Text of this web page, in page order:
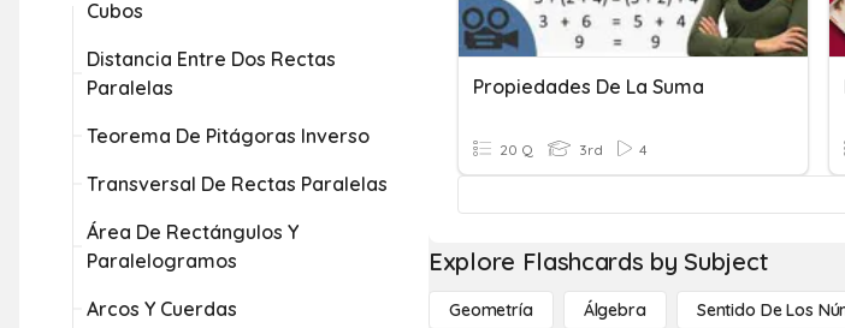
Cubos
Distancia Entre Dos Rectas
Paralelas
Teorema De Pitágoras Inverso
Transversal De Rectas Paralelas
Área De Rectángulos Y
Paralelogramos
Arcos Y Cuerdas
Propiedades De La Suma
20 Q 3rd 4
Explore Flashcards by Subject
Geometría Álgebra Sentido De Los